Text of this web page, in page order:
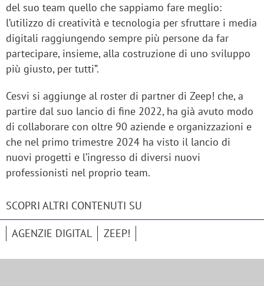
del suo team quello che sappiamo fare meglio:
l’utilizzo di creatività e tecnologia per sfruttare i media
digitali raggiungendo sempre più persone da far
partecipare, insieme, alla costruzione di uno sviluppo
più giusto, per tutti”.
Cesvi si aggiunge al roster di partner di Zeep! che, a
partire dal suo lancio di fine 2022, ha già avuto modo
di collaborare con oltre 90 aziende e organizzazioni e
che nel primo trimestre 2024 ha visto il lancio di
nuovi progetti e l’ingresso di diversi nuovi
professionisti nel proprio team.
SCOPRI ALTRI CONTENUTI SU
AGENZIE DIGITAL ZEEP!